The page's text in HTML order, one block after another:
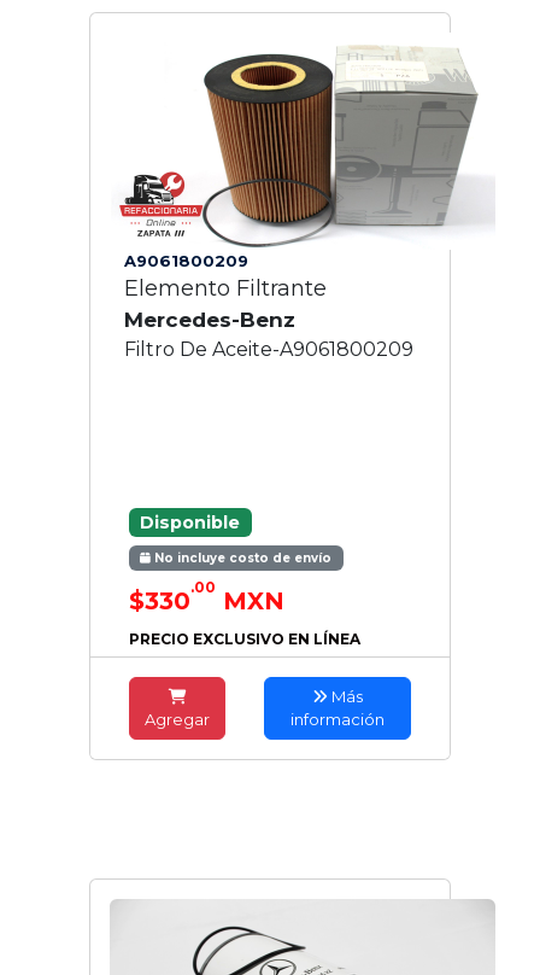
A9061800209
Elemento Filtrante
Mercedes-Benz
Filtro De Aceite-A9061800209
Disponible
No incluye costo de envío
$330.00 MXN
PRECIO EXCLUSIVO EN LÍNEA
Agregar
Más
información